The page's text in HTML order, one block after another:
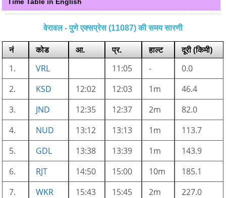
वेरावल - पुणे एक्सप्रेस (11087) की समय सारणी
नं कोड आ. प्र. हाल्ट
दूरी (किमी)
1.
VRL 11:05 -
0.0
2.
KSD 12:02 12:03 1m
46.4
3.
JND 12:35 12:37 2m
82.0
4.
NUD 13:12 13:13 1m
113.7
5.
GDL 13:38 13:39 1m
143.9
6.
RJT 14:50 15:00 10m
185.1
7.
WKR 15:43 15:45 2m
227.0